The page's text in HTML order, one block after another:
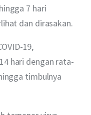
7 hari
dan dirasakan.
19,
hari dengan rata-
timbulnya